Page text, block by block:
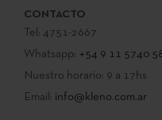
CONTACTO
Tel: 4751-2667
Whatsapp: +54 9 11 5740
Nuestro horario: 9 a 17hs
Email: info@kleno.com.ar